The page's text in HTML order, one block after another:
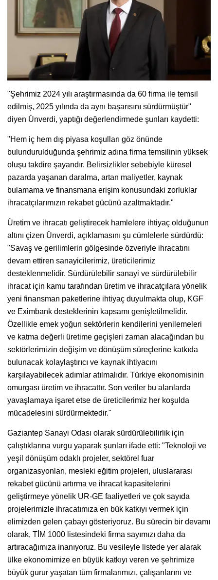
"Şehrimiz 2024 yılı araştırmasında da 60 firma ile temsil
edilmiş, 2025 yılında da aynı başarısını sürdürmüştür"
diyen Ünverdi, yaptığı değerlendirmede şunları kaydetti:
"Hem iç hem dış piyasa koşulları göz önünde
bulundurulduğunda şehrimiz adına firma temsilinin yüksek
oluşu takdire şayandır. Belirsizlikler sebebiyle küresel
pazarda yaşanan daralma, artan maliyetler, kaynak
bulamama ve finansmana erişim konusundaki zorluklar
ihracatçılarımızın rekabet gücünü azaltmaktadır."
Üretim ve ihracatı geliştirecek hamlelere ihtiyaç olduğunun
altını çizen Ünverdi, açıklamasını şu cümlelerle sürdürdü:
"Savaş ve gerilimlerin gölgesinde özveriyle ihracatını
devam ettiren sanayicilerimiz, üreticilerimiz
desteklenmelidir. Sürdürülebilir sanayi ve sürdürülebilir
ihracat için kamu tarafından üretim ve ihracatçılara yönelik
yeni finansman paketlerine ihtiyaç duyulmakta olup, KGF
ve Eximbank desteklerinin kapsamı genişletilmelidir.
Özellikle emek yoğun sektörlerin kendilerini yenilemeleri
ve katma değerli üretime geçişleri zaman alacağından bu
sektörlerimizin değişim ve dönüşüm süreçlerine katkıda
bulunacak kolaylaştırıcı ve kaynak ihtiyacını
karşılayabilecek adımlar atılmalıdır. Türkiye ekonomisinin
omurgası üretim ve ihracattır. Son veriler bu alanlarda
yavaşlamaya işaret etse de üreticilerimiz her koşulda
mücadelesini sürdürmektedir."
Gaziantep Sanayi Odası olarak sürdürülebilirlik için
çalıştıklarına vurgu yaparak şunları ifade etti: "Teknoloji ve
yeşil dönüşüm odaklı projeler, sektörel fuar
organizasyonları, mesleki eğitim projeleri, uluslararası
rekabet gücünü artırma ve ihracat kapasitelerini
geliştirmeye yönelik UR-GE faaliyetleri ve çok sayıda
projelerimizle ihracatımıza en bük katkıyı vermek için
elimizden gelen çabayı gösteriyoruz. Bu sürecin bir devamı
olarak, TİM 1000 listesindeki firma sayımızı daha da
artıracağımıza inanıyoruz. Bu vesileyle listede yer alarak
ülke ekonomimize en büyük katkıyı veren ve şehrimize
büyük gurur yaşatan tüm firmalarımızı, çalışanlarını ve